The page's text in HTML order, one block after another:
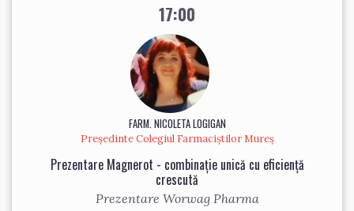
17:00
FARM. NICOLETA LOGIGAN
Președinte Colegiul Farmaciștilor Mureș
Prezentare Magnerot - combinație unică cu eficiență
crescută
Prezentare Worwag Pharma